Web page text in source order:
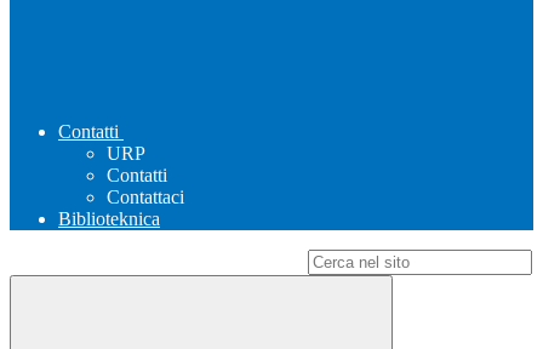
Contatti
URP
Contatti
Contattaci
Biblioteknica